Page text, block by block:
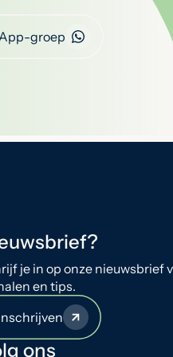
groep
je in op onze nieuwsbrief
en tips.
ons